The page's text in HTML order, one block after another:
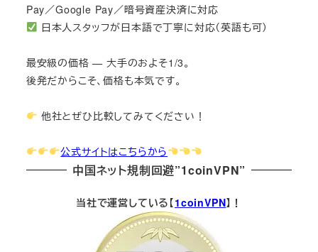
Pay／Google Pay／暗号資産決済に対応
日本人スタッフが日本語で丁寧に対応（英語も可）
最安級の価格 — 大手のおよそ1/3。
後発だからこそ、価格も本気です。
他社とぜひ比較してみてください！
公式サイトはこちらから
中国ネット規制回避”1coinVPN”
当社で運営している【1coinVPN】！